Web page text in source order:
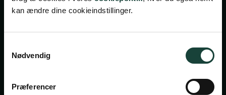
kan ændre dine cookieindstillinger.
Nødvendig
Præferencer
Privatlivsbetingelser